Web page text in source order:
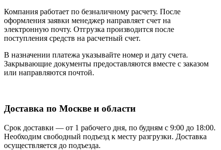
Компания работает по безналичному расчету. После
оформления заявки менеджер направляет счет на
электронную почту. Отгрузка производится после
поступления средств на расчетный счет.
В назначении платежа указывайте номер и дату счета.
Закрывающие документы предоставляются вместе с заказом
или направляются почтой.
Доставка по Москве и области
Срок доставки — от 1 рабочего дня, по будням с 9:00 до 18:00.
Необходим свободный подъезд к месту разгрузки. Доставка
осуществляется до подъезда.